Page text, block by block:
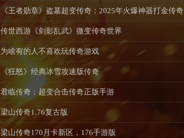
《王者勋章》盗墓超变传奇：2025年火爆神器打金传奇
传世西游《剑影乱武》微变传奇世界
为啥有的人不喜欢玩传奇游戏
《狂怒》经典冰雪攻速版传奇
君临传奇：超变合击传奇正版手游
梁山传奇1.76复古版
梁山传奇170月卡新区，176手游版